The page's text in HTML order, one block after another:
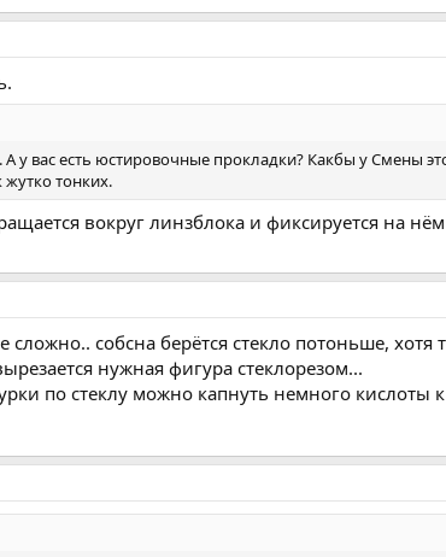
А у вас есть юстировочные прокладки? Какбы у Смены
тонких.
вокруг линзблока и фиксируется на
сложно.. собсна берётся стекло потоньше,
нужная фигура стеклорезом...
по стеклу можно капнуть немного